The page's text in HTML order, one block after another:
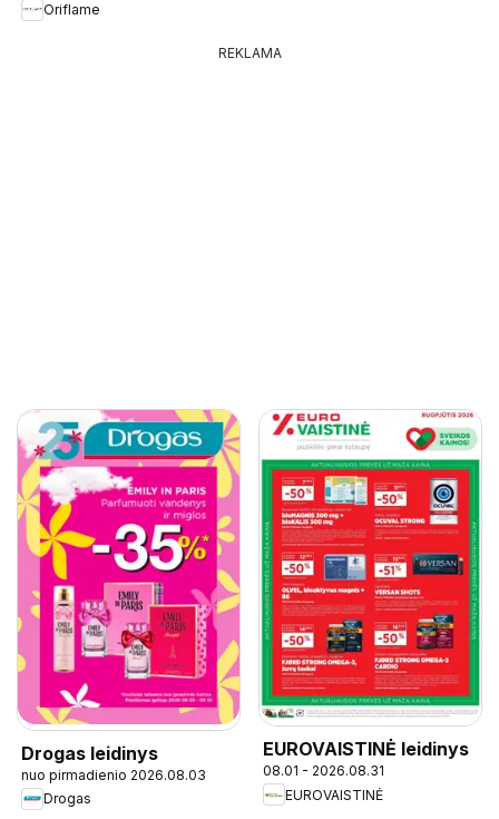
Oriflame
REKLAMA
Drogas leidinys
nuo pirmadienio 2026.08.03
Drogas
EUROVAISTINĖ leidinys
08.01 - 2026.08.31
EUROVAISTINĖ